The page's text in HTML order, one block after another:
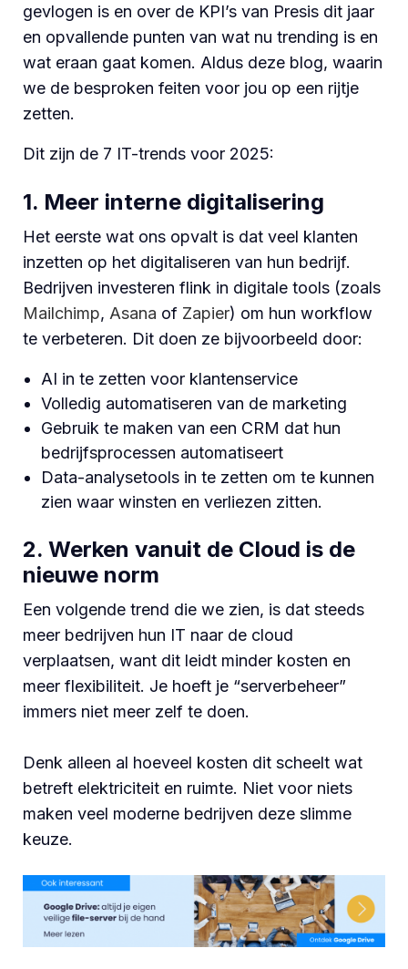
gevlogen is en over de KPI’s van Presis dit jaar
en opvallende punten van wat nu trending is en
wat eraan gaat komen. Aldus deze blog, waarin
we de besproken feiten voor jou op een rijtje
zetten.
Dit zijn de 7 IT-trends voor 2025:
1. Meer interne digitalisering
Het eerste wat ons opvalt is dat veel klanten
inzetten op het digitaliseren van hun bedrijf.
Bedrijven investeren flink in digitale tools (zoals
Mailchimp, Asana of Zapier) om hun workflow
te verbeteren. Dit doen ze bijvoorbeeld door:
AI in te zetten voor klantenservice
Volledig automatiseren van de marketing
Gebruik te maken van een CRM dat hun
bedrijfsprocessen automatiseert
Data-analysetools in te zetten om te kunnen
zien waar winsten en verliezen zitten.
2. Werken vanuit de Cloud is de
nieuwe norm
Een volgende trend die we zien, is dat steeds
meer bedrijven hun IT naar de cloud
verplaatsen, want dit leidt minder kosten en
meer flexibiliteit. Je hoeft je “serverbeheer”
immers niet meer zelf te doen.
Denk alleen al hoeveel kosten dit scheelt wat
betreft elektriciteit en ruimte. Niet voor niets
maken veel moderne bedrijven deze slimme
keuze.